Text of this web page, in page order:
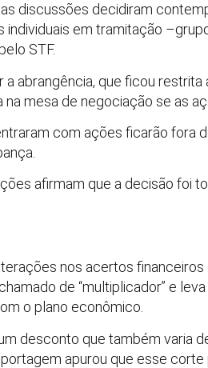
discussões decidiram
em tramitação
STF.
abrangência, que ficou restrita
mesa de negociação se as
com ações ficarão fora
afirmam que a decisão foi
nos acertos
de “multiplicador” e
o plano econômico.
desconto que também varia
apurou que esse corte